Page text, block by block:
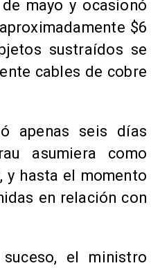
mayo y ocasionó
$6
sustraídos se
cables de cobre
apenas seis días
asumiera como
y hasta el momento
en relación con
el ministro